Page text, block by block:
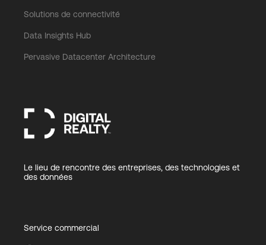
Solutions de connectivité
Data Insights Hub
Pervasive Datacenter Architecture
Le lieu de rencontre des entreprises, des technologies et
des données
Service commercial